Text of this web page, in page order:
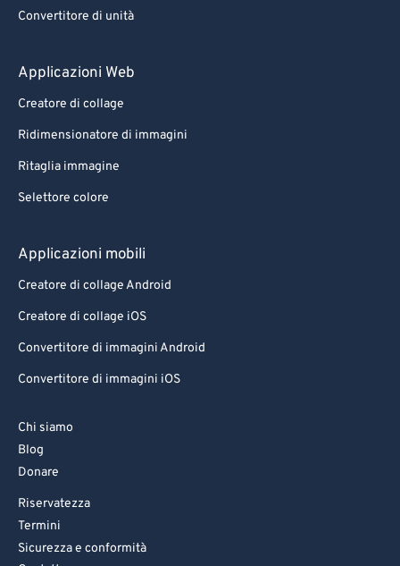
Convertitore di unità
Applicazioni Web
Creatore di collage
Ridimensionatore di immagini
Ritaglia immagine
Selettore colore
Applicazioni mobili
Creatore di collage Android
Creatore di collage iOS
Convertitore di immagini Android
Convertitore di immagini iOS
Chi siamo
Blog
Donare
Riservatezza
Termini
Sicurezza e conformità